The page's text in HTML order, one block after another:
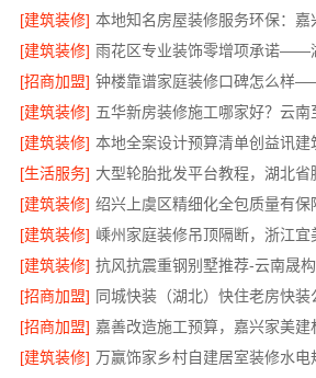
[建筑装修] 本地知名房屋装修服务环保：嘉
[建筑装修]
[招商加盟]
[建筑装修] 五华新房装修施工哪家好？云南
[建筑装修]
[生活服务]
[建筑装修]
[建筑装修]
[建筑装修] 抗风抗震重钢别墅推荐-云南晟
[招商加盟] 同城快装（湖北）快住老房快装
[招商加盟] 嘉善改造施工预算，嘉兴家美建
[建筑装修] 万赢饰家乡村自建居室装修水电